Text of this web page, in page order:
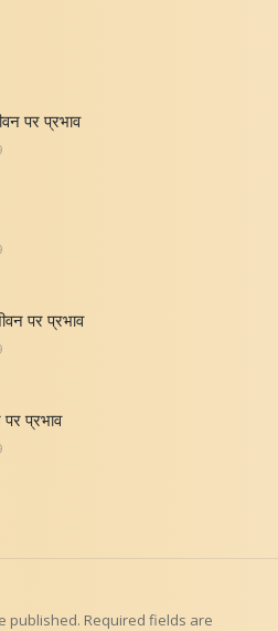
पर प्रभाव
पर प्रभाव
प्रभाव
published. Required fields are